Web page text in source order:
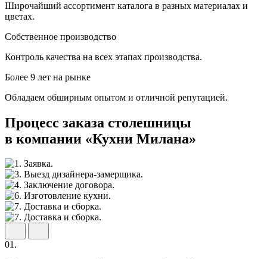
Широчайший ассортимент каталога в разных материалах и
цветах.
Собственное производство
Контроль качества на всех этапах производства.
Более 9 лет на рынке
Обладаем обширным опытом и отличной репутацией.
Процесс заказа столешницы
в компании «Кухни Милана»
01.